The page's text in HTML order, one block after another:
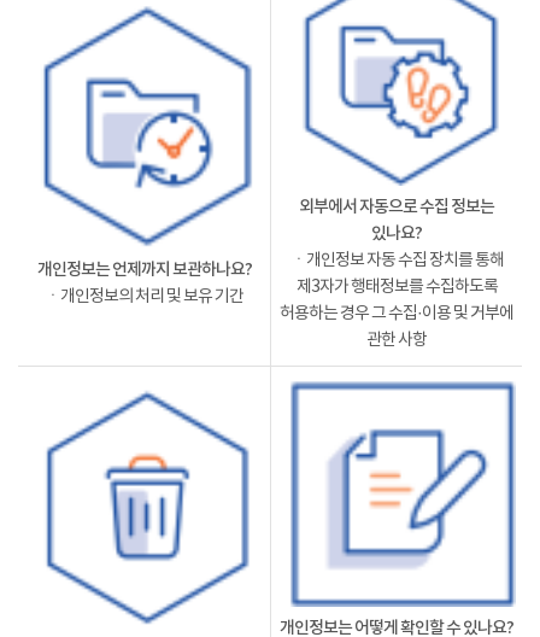
개인정보는 언제까지 보관하나요?
ㆍ개인정보의 처리 및 보유 기간
외부에서 자동으로 수집 정보는
있나요?
ㆍ개인정보 자동 수집 장치를 통해
제3자가 행태정보를 수집하도록
허용하는 경우 그 수집·이용 및 거부에
관한 사항
개인정보는 어떻게 확인할 수 있나요?